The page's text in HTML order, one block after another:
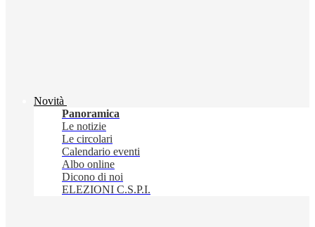
Novità
Panoramica
Le notizie
Le circolari
Calendario eventi
Albo online
Dicono di noi
ELEZIONI C.S.P.I.